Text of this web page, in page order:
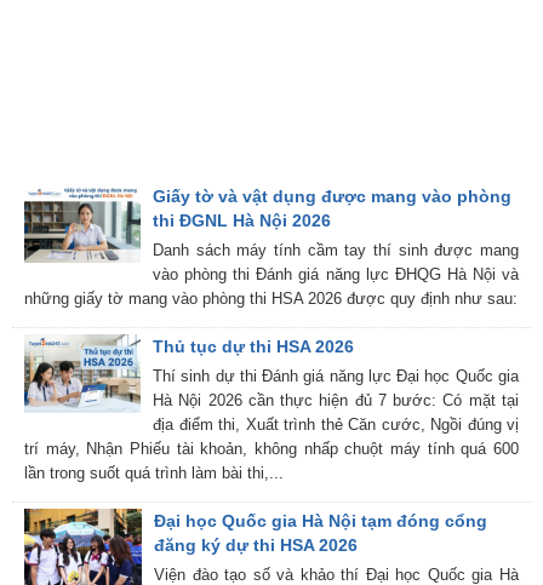
Giấy tờ và vật dụng được mang vào phòng
thi ĐGNL Hà Nội 2026
Danh sách máy tính cầm tay thí sinh được mang
vào phòng thi Đánh giá năng lực ĐHQG Hà Nội và
những giấy tờ mang vào phòng thi HSA 2026 được quy định như sau:
Thủ tục dự thi HSA 2026
Thí sinh dự thi Đánh giá năng lực Đại học Quốc gia
Hà Nội 2026 cần thực hiện đủ 7 bước: Có mặt tại
địa điểm thi, Xuất trình thẻ Căn cước, Ngồi đúng vị
trí máy, Nhận Phiếu tài khoản, không nhấp chuột máy tính quá 600
lần trong suốt quá trình làm bài thi,...
Đại học Quốc gia Hà Nội tạm đóng cổng
đăng ký dự thi HSA 2026
Viện đào tạo số và khảo thí Đại học Quốc gia Hà